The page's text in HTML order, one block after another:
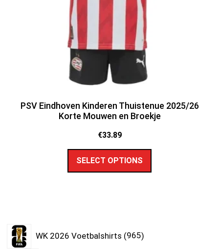
PSV Eindhoven Kinderen Thuistenue 2025/26
Korte Mouwen en Broekje
€33.89
SELECT OPTIONS
WK 2026 Voetbalshirts 965